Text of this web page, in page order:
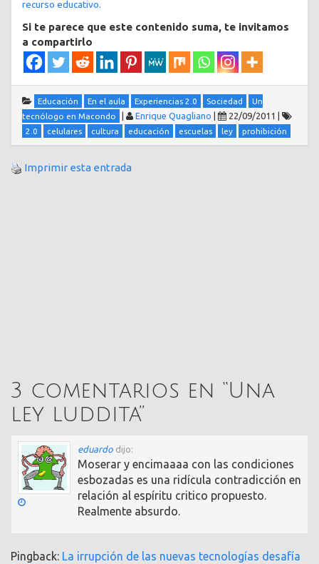
recurso educativo.
Si te parece que este contenido suma, te invitamos
a compartirlo
Educación En el aula Experiencias 2.0 Sociedad
Un
tecnólogo en Macondo
| Enrique Quagliano | 22/09/2011 |
2.0 celulares cultura educación escuelas ley prohibición
Imprimir esta entrada
3 comentarios en “Una
ley luddita”
eduardo dijo:
Moserar y encimaaaa con las condiciones
esbozadas es una ridícula contradicción en
relación al espíritu critico propuesto.
Realmente absurdo.
Pingback: La irrupción de las nuevas tecnologías desafía